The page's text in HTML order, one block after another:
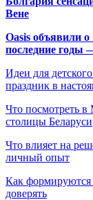
Вене
Oasis объявили о
последние годы
Идеи для
праздник в
Что посмотреть в
столицы Беларуси
Что влияет на
личный опыт
Как формируются
доверять